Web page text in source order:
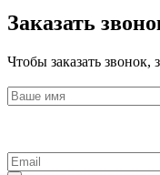
Заказать
Чтобы заказать звонок,